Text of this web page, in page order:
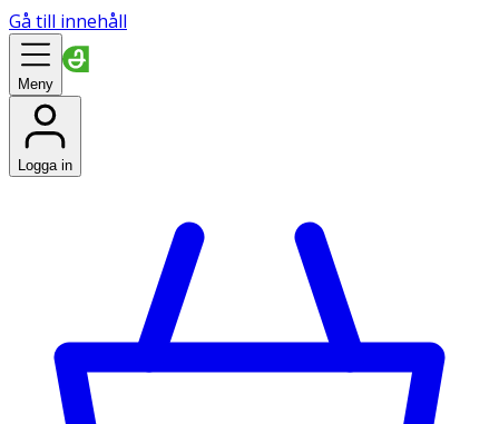
Gå till innehåll
Meny
Logga in